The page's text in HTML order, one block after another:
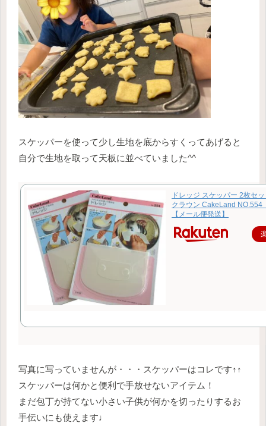
スケッパーを使って少し生地を底からすくってあげると
自分で生地を取って天板に並べていました^^
ドレッジ スケッパー 2枚セ
クラウン CakeLand NO.554
【メール便発送】
写真に写っていませんが・・・スケッパーはコレです↑↑
スケッパーは何かと便利で手放せないアイテム！
まだ包丁が持てない小さい子供が何かを切ったりするお
手伝いにも使えます♩